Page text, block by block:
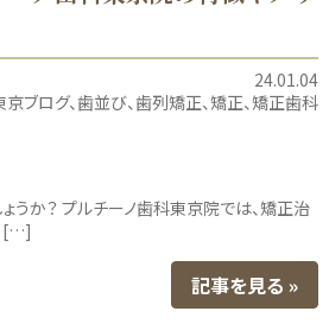
24.01.04
京ブログ 歯並び 歯列矯正 矯正 矯正歯科
うか？ プルチーノ歯科東京院では、矯正治
[…]
記事を見る